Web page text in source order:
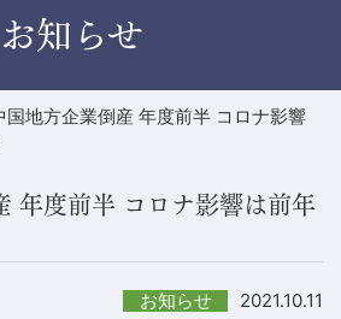
お知らせ
国地方企業倒産 年度前半 コロナ影響
年度前半 コロナ影響は前年
お知らせ 2021.10.11